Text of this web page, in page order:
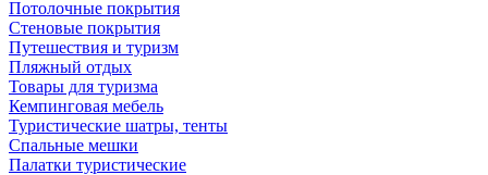
Потолочные покрытия
Стеновые покрытия
Путешествия и туризм
Пляжный отдых
Товары для туризма
Кемпинговая мебель
Туристические шатры, тенты
Спальные мешки
Палатки туристические